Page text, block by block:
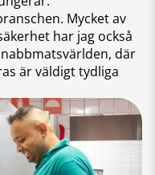
Mycket av
har jag också
där
är väldigt tydliga